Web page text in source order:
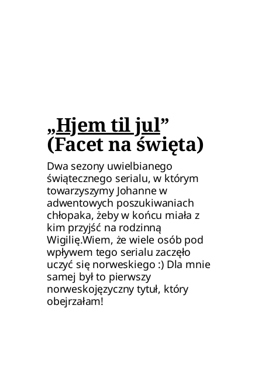
„Hjem til jul”
(Facet na święta)
Dwa sezony uwielbianego
świątecznego serialu, w którym
towarzyszymy Johanne w
adwentowych poszukiwaniach
chłopaka, żeby w końcu miała z
kim przyjść na rodzinną
Wigilię.Wiem, że wiele osób pod
wpływem tego serialu zaczęło
uczyć się norweskiego :) Dla mnie
samej był to pierwszy
norweskojęzyczny tytuł, który
obejrzałam!